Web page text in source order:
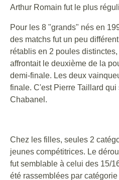
Arthur Romain fut le plus
Pour les 8 "grands" nés en
des matchs fut un peu
rétablis en 2 poules
affrontait le deuxième de la
demi-finale. Les deux
finale. C'est Pierre Taillard
Chabanel.
Chez les filles, seules 2
jeunes compétitrices. Le
fut semblable à celui des 15/
été rassemblées par